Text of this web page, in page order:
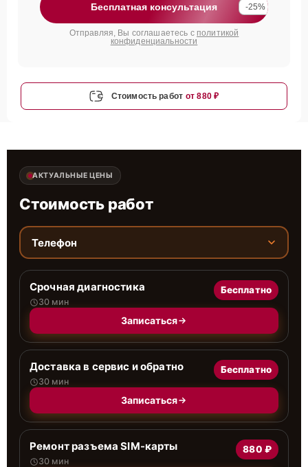
Бесплатная консультация -25%
Отправляя, Вы соглашаетесь с политикой
конфиденциальности
Стоимость работ от 880 ₽
АКТУАЛЬНЫЕ ЦЕНЫ
Стоимость работ
Телефон
Срочная диагностика
30 мин
Бесплатно
Записаться
Доставка в сервис и обратно
30 мин
Бесплатно
Записаться
Ремонт разъема SIM-карты
30 мин
880 ₽